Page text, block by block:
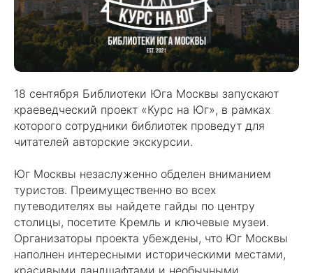
18 сентября Библиотеки Юга Москвы запускают
краеведческий проект «Курс на Юг», в рамках
которого сотрудники библиотек проведут для
читателей авторские экскурсии.
Юг Москвы незаслуженно обделен вниманием
туристов. Преимущественно во всех
путеводителях вы найдете гайды по центру
столицы, посетите Кремль и ключевые музеи.
Организаторы проекта убеждены, что Юг Москвы
наполнен интересными историческими местами,
красивыми ландшафтами и необычными